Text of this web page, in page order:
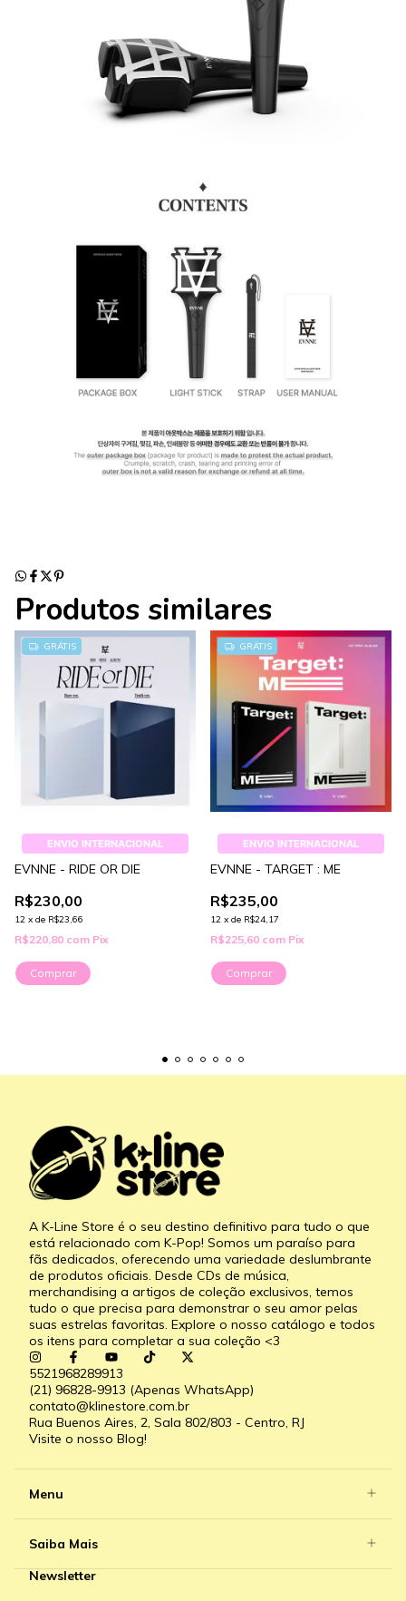
Produtos similares
GRÁTIS
ENVIO INTERNACIONAL
EVNNE - RIDE OR DIE
R$230,00
12 x de R$23,66
R$220,80 com Pix
Comprar
GRÁTIS
ENVIO INTERNACIONAL
EVNNE - TARGET : ME
R$235,00
12 x de R$24,17
R$225,60 com Pix
Comprar
A K-Line Store é o seu destino definitivo para tudo o que
está relacionado com K-Pop! Somos um paraíso para
fãs dedicados, oferecendo uma variedade deslumbrante
de produtos oficiais. Desde CDs de música,
merchandising a artigos de coleção exclusivos, temos
tudo o que precisa para demonstrar o seu amor pelas
suas estrelas favoritas. Explore o nosso catálogo e todos
os itens para completar a sua coleção <3
5521968289913
(21) 96828-9913 (Apenas WhatsApp)
contato@klinestore.com.br
Rua Buenos Aires, 2, Sala 802/803 - Centro, RJ
Visite o nosso Blog!
Menu
Saiba Mais
Newsletter